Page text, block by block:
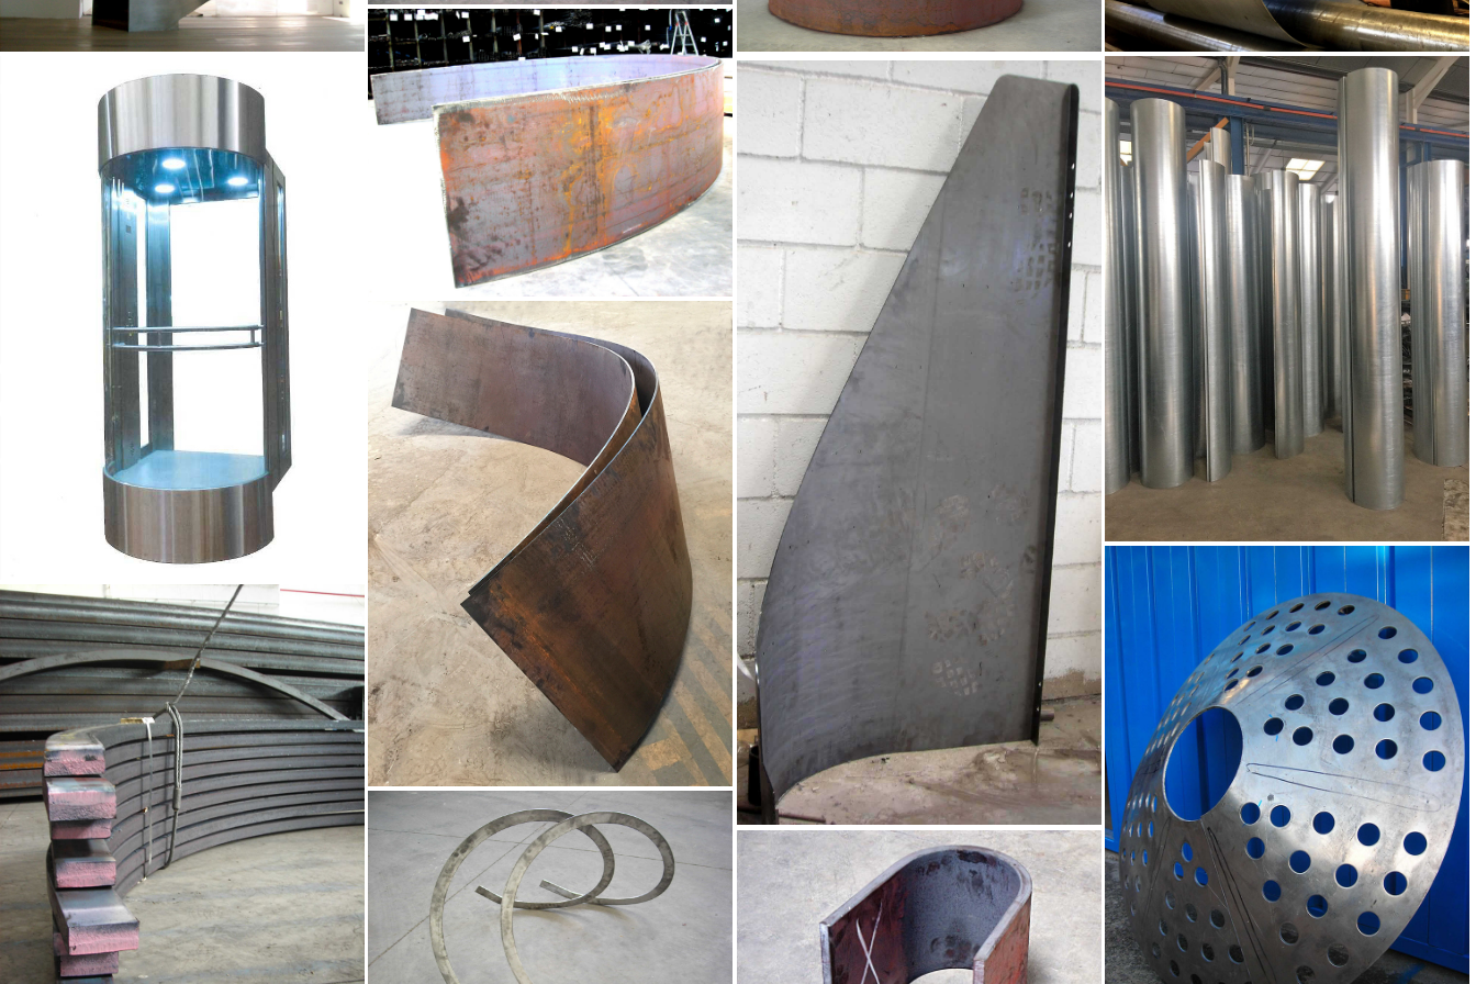
Chapa para escalera helicoidal
Guía para escalera helicoidal
Chapa 20 mm espesor
Chapa acero inox diametro
1700
Chapa curvada
Chapas para ascensor
Chapas para pilares
Chapa para ascensor
Chapa para escalera helicoidal